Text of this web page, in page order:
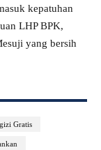
kepatuhan
LHP BPK,
yang bersih
Gratis